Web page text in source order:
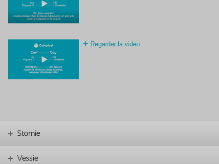
Regarder la video
Stomie
Vessie